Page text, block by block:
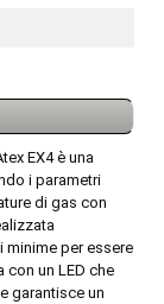
EX4 è una
i parametri
di gas con
minime per essere
un LED che
garantisce un